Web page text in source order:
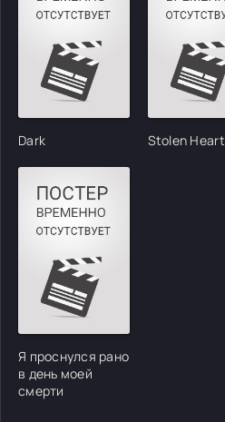
Dark Stolen Heart
Я проснулся рано
в день моей
смерти